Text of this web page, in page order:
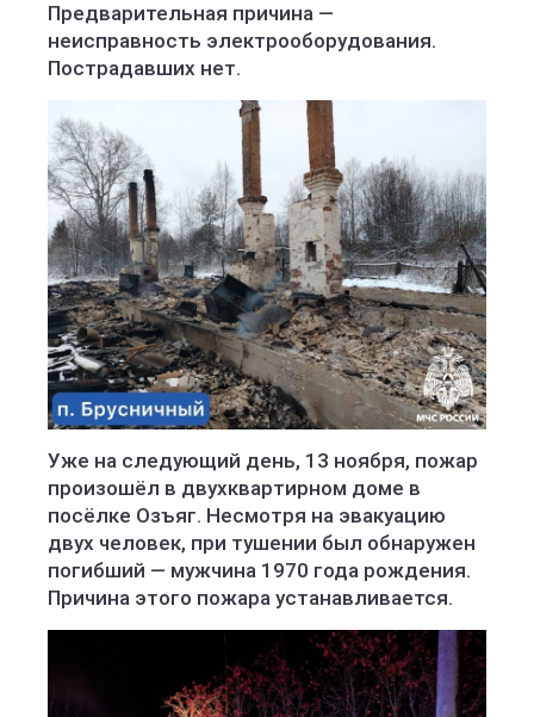
Предварительная причина —
неисправность электрооборудования.
Пострадавших нет.
Уже на следующий день, 13 ноября, пожар
произошёл в двухквартирном доме в
посёлке Озъяг. Несмотря на эвакуацию
двух человек, при тушении был обнаружен
погибший — мужчина 1970 года рождения.
Причина этого пожара устанавливается.